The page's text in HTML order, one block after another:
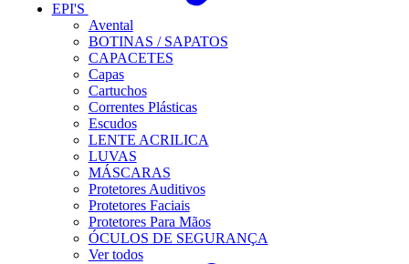
EPI'S
Avental
BOTINAS / SAPATOS
CAPACETES
Capas
Cartuchos
Correntes Plásticas
Escudos
LENTE ACRILICA
LUVAS
MÁSCARAS
Protetores Auditivos
Protetores Faciais
Protetores Para Mãos
ÓCULOS DE SEGURANÇA
Ver todos